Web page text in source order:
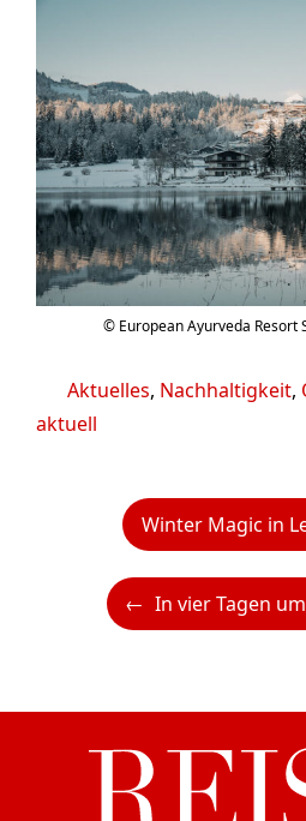
© European Ayurveda Resort
Kategorien
Aktuelles, Nachhaltigkeit,
aktuell
Winter Magic in
In vier Tagen um